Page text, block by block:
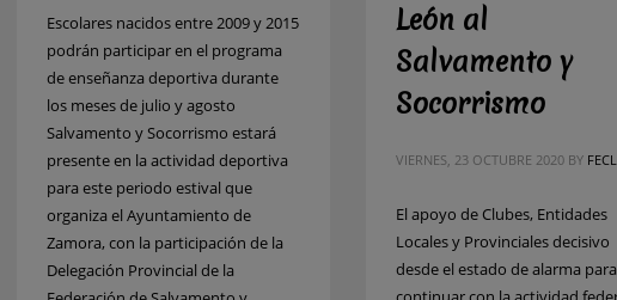
Escolares nacidos entre 2009 y 2015
podrán participar en el programa
de enseñanza deportiva durante
los meses de julio y agosto
Salvamento y Socorrismo estará
presente en la actividad deportiva
para este periodo estival que
organiza el Ayuntamiento de
Zamora, con la participación de la
Delegación Provincial de la
León al
Salvamento y
Socorrismo
VIERNES, 23 OCTUBRE 2020 BY
El apoyo de Clubes, Entidades
Locales y Provinciales decisivo
desde el estado de alarma para